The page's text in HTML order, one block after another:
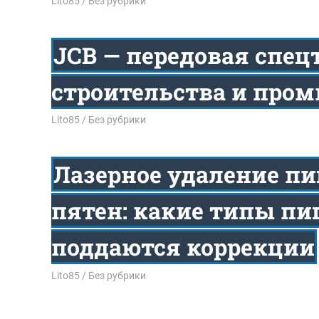
JCB — передовая
строительства и
31.12.2025
Lito85 Без рубрики
Лазерное удаление
пятен: какие типы
поддаются коррекции
30.12.2025
Lito85 Без рубрики